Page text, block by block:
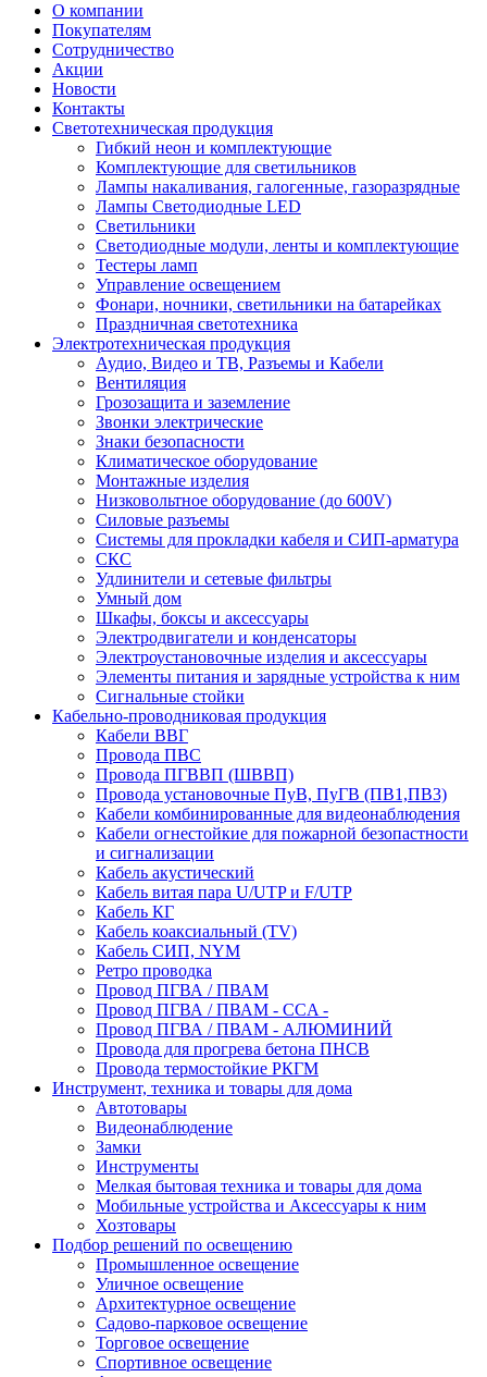
О компании
Покупателям
Сотрудничество
Акции
Новости
Контакты
Светотехническая продукция
Гибкий неон и комплектующие
Комплектующие для светильников
Лампы накаливания, галогенные, газоразрядные
Лампы Светодиодные LED
Светильники
Светодиодные модули, ленты и комплектующие
Тестеры ламп
Управление освещением
Фонари, ночники, светильники на батарейках
Праздничная светотехника
Электротехническая продукция
Аудио, Видео и ТВ, Разъемы и Кабели
Вентиляция
Грозозащита и заземление
Звонки электрические
Знаки безопасности
Климатическое оборудование
Монтажные изделия
Низковольтное оборудование (до 600V)
Силовые разъемы
Системы для прокладки кабеля и СИП-арматура
СКС
Удлинители и сетевые фильтры
Умный дом
Шкафы, боксы и аксессуары
Электродвигатели и конденсаторы
Электроустановочные изделия и аксессуары
Элементы питания и зарядные устройства к ним
Сигнальные стойки
Кабельно-проводниковая продукция
Кабели ВВГ
Провода ПВС
Провода ПГВВП (ШВВП)
Провода установочные ПуВ, ПуГВ (ПВ1,ПВ3)
Кабели комбинированные для видеонаблюдения
Кабели огнестойкие для пожарной безопастности
и сигнализации
Кабель акустический
Кабель витая пара U/UTP и F/UTP
Кабель КГ
Кабель коаксиальный (TV)
Кабель СИП, NYM
Ретро проводка
Провод ПГВА / ПВАМ
Провод ПГВА / ПВАМ - CCA -
Провод ПГВА / ПВАМ - АЛЮМИНИЙ
Провода для прогрева бетона ПНСВ
Провода термостойкие РКГМ
Инструмент, техника и товары для дома
Автотовары
Видеонаблюдение
Замки
Инструменты
Мелкая бытовая техника и товары для дома
Мобильные устройства и Аксессуары к ним
Хозтовары
Подбор решений по освещению
Промышленное освещение
Уличное освещение
Архитектурное освещение
Садово-парковое освещение
Торговое освещение
Спортивное освещение